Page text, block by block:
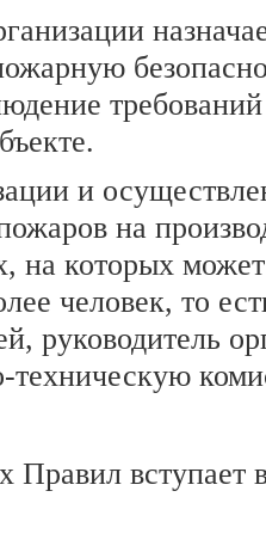
и
на
на которых
человек, то
руководитель
техническую
Правил вступает